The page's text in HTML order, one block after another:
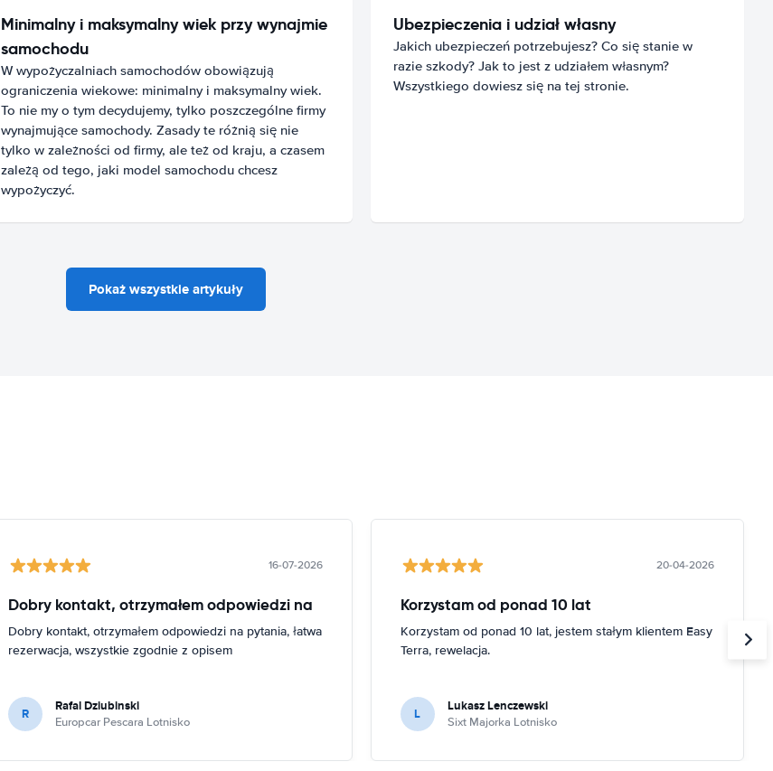
Minimalny i maksymalny wiek przy wynajmie
samochodu
W wypożyczalniach samochodów obowiązują
ograniczenia wiekowe: minimalny i maksymalny wiek.
To nie my o tym decydujemy, tylko poszczególne firmy
wynajmujące samochody. Zasady te różnią się nie
tylko w zależności od firmy, ale też od kraju, a czasem
zależą od tego, jaki model samochodu chcesz
wypożyczyć.
Ubezpieczenia i udział własny
Jakich ubezpieczeń potrzebujesz? Co się stanie w
razie szkody? Jak to jest z udziałem własnym?
Wszystkiego dowiesz się na tej stronie.
Pokaż wszystkie artykuły
16-07-2026
Dobry kontakt, otrzymałem odpowiedzi na
Dobry kontakt, otrzymałem odpowiedzi na pytania, łatwa
rezerwacja, wszystkie zgodnie z opisem
R Rafal Dziubinski
Europcar Pescara Lotnisko
20-04-2026
Korzystam od ponad 10 lat
Korzystam od ponad 10 lat, jestem stałym klientem Easy
Terra, rewelacja.
L Lukasz Lenczewski
Sixt Majorka Lotnisko